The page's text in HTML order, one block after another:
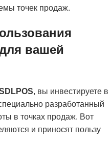
точек продаж.
вашей
, вы инвестируете в
разработанный
в точках продаж. Вот
и приносят пользу